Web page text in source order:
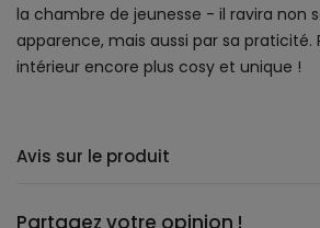
la chambre de jeunesse - il ravira non
apparence, mais aussi par sa praticité.
intérieur encore plus cosy et unique !
Avis sur le produit
Partagez votre opinion !